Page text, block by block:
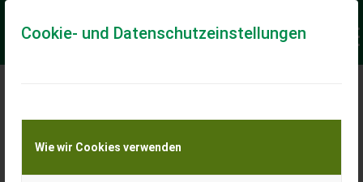
Cookie- und Datenschutzeinstellungen
Wie wir Cookies verwenden
Meine Transportkostenanfrage
Transport von Land- und Baumaschinen –
KEINE Tiertransporte